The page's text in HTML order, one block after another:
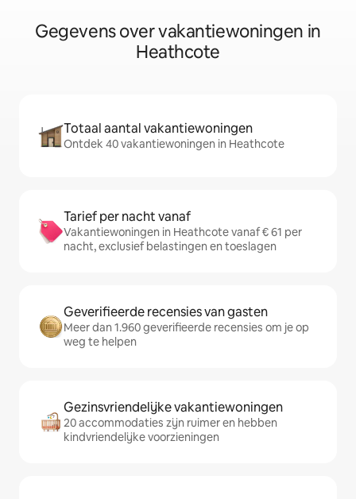
Gegevens over vakantiewoningen in
Heathcote
Totaal aantal vakantiewoningen
Ontdek 40 vakantiewoningen in Heathcote
Tarief per nacht vanaf
Vakantiewoningen in Heathcote vanaf € 61 per
nacht, exclusief belastingen en toeslagen
Geverifieerde recensies van gasten
Meer dan 1.960 geverifieerde recensies om je op
weg te helpen
Gezinsvriendelijke vakantiewoningen
20 accommodaties zijn ruimer en hebben
kindvriendelijke voorzieningen